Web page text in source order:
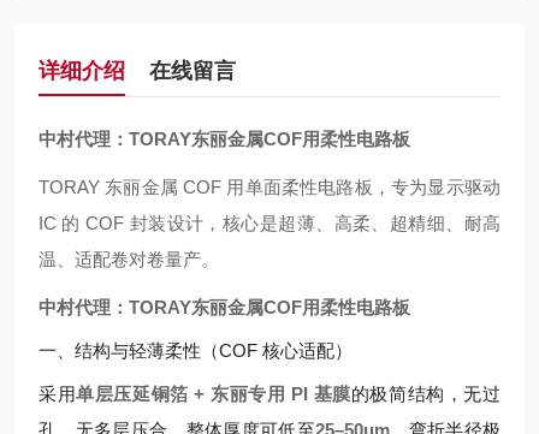
详细介绍 在线留言
中村代理：TORAY东丽金属COF用柔性电路板
TORAY 东丽金属 COF 用单面柔性电路板，专为显示驱动
IC 的 COF 封装设计，核心是超薄、高柔、超精细、耐高
温、适配卷对卷量产。
中村代理：TORAY东丽金属COF用柔性电路板
一、结构与轻薄柔性（COF 核心适配）
采用单层压延铜箔 + 东丽专用 PI 基膜的极简结构，无过
孔、无多层压合，整体厚度可低至25–50μm ，弯折半径极